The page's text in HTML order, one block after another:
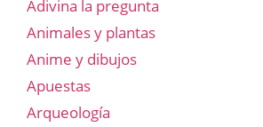
Adivina la pregunta
Animales y plantas
Anime y dibujos
Apuestas
Arqueología